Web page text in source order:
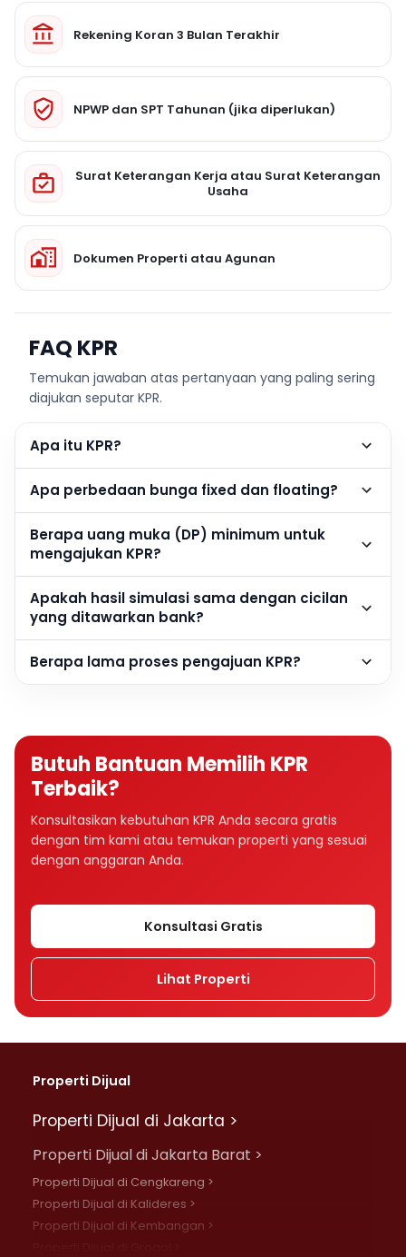
Rekening Koran 3 Bulan Terakhir
NPWP dan SPT Tahunan (jika diperlukan)
Surat Keterangan Kerja atau Surat Keterangan
Usaha
Dokumen Properti atau Agunan
FAQ KPR
Temukan jawaban atas pertanyaan yang paling sering
diajukan seputar KPR.
Apa itu KPR?
Apa perbedaan bunga fixed dan floating?
Berapa uang muka (DP) minimum untuk
mengajukan KPR?
Apakah hasil simulasi sama dengan cicilan
yang ditawarkan bank?
Berapa lama proses pengajuan KPR?
Butuh Bantuan Memilih KPR
Terbaik?
Konsultasikan kebutuhan KPR Anda secara gratis
dengan tim kami atau temukan properti yang sesuai
dengan anggaran Anda.
Konsultasi Gratis
Lihat Properti
Properti Dijual
Properti Dijual di Jakarta >
Properti Dijual di Jakarta Barat >
Properti Dijual di Cengkareng >
Properti Dijual di Kalideres >
Properti Dijual di Kembangan >